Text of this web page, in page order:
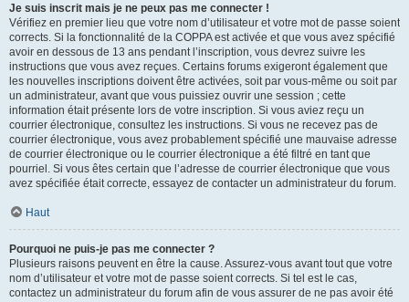
Je suis inscrit mais je ne peux pas me connecter !
Vérifiez en premier lieu que votre nom d’utilisateur et votre mot de passe soient
corrects. Si la fonctionnalité de la COPPA est activée et que vous avez spécifié
avoir en dessous de 13 ans pendant l’inscription, vous devrez suivre les
instructions que vous avez reçues. Certains forums exigeront également que
les nouvelles inscriptions doivent être activées, soit par vous-même ou soit par
un administrateur, avant que vous puissiez ouvrir une session ; cette
information était présente lors de votre inscription. Si vous aviez reçu un
courrier électronique, consultez les instructions. Si vous ne recevez pas de
courrier électronique, vous avez probablement spécifié une mauvaise adresse
de courrier électronique ou le courrier électronique a été filtré en tant que
pourriel. Si vous êtes certain que l’adresse de courrier électronique que vous
avez spécifiée était correcte, essayez de contacter un administrateur du forum.
Haut
Pourquoi ne puis-je pas me connecter ?
Plusieurs raisons peuvent en être la cause. Assurez-vous avant tout que votre
nom d’utilisateur et votre mot de passe soient corrects. Si tel est le cas,
contactez un administrateur du forum afin de vous assurer de ne pas avoir été